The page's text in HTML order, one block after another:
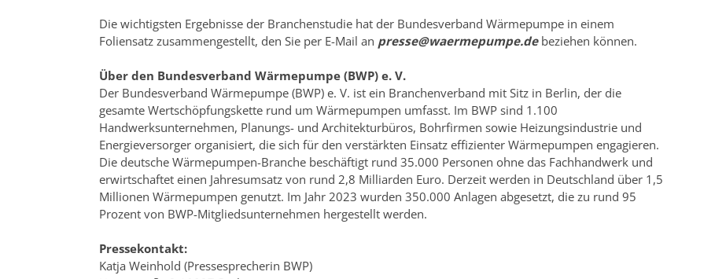
Die wichtigsten Ergebnisse der Branchenstudie hat der Bundesverband Wärmepumpe in einem
Foliensatz zusammengestellt, den Sie per E-Mail an presse@waermepumpe.debeziehen können.
Über den Bundesverband Wärmepumpe (BWP) e. V.
Der Bundesverband Wärmepumpe (BWP) e. V. ist ein Branchenverband mit Sitz in Berlin, der die
gesamte Wertschöpfungskette rund um Wärmepumpen umfasst. Im BWP sind 1.100
Handwerksunternehmen, Planungs- und Architekturbüros, Bohrfirmen sowie Heizungsindustrie und
Energieversorger organisiert, die sich für den verstärkten Einsatz effizienter Wärmepumpen engagieren.
Die deutsche Wärmepumpen-Branche beschäftigt rund 35.000 Personen ohne das Fachhandwerk und
erwirtschaftet einen Jahresumsatz von rund 2,8 Milliarden Euro. Derzeit werden in Deutschland über 1,5
Millionen Wärmepumpen genutzt. Im Jahr 2023 wurden 350.000 Anlagen abgesetzt, die zu rund 95
Prozent von BWP-Mitgliedsunternehmen hergestellt werden.
Pressekontakt:
Katja Weinhold (Pressesprecherin BWP)